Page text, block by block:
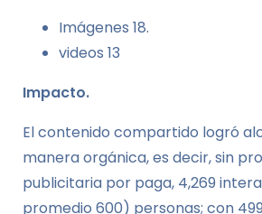
Imágenes 18.
videos 13
Impacto.
El contenido compartido logró
manera orgánica, es decir, sin
publicitaria por paga, 4,269
promedio 600) personas; con